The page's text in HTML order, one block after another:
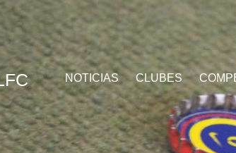
NOTICIAS CLUBES